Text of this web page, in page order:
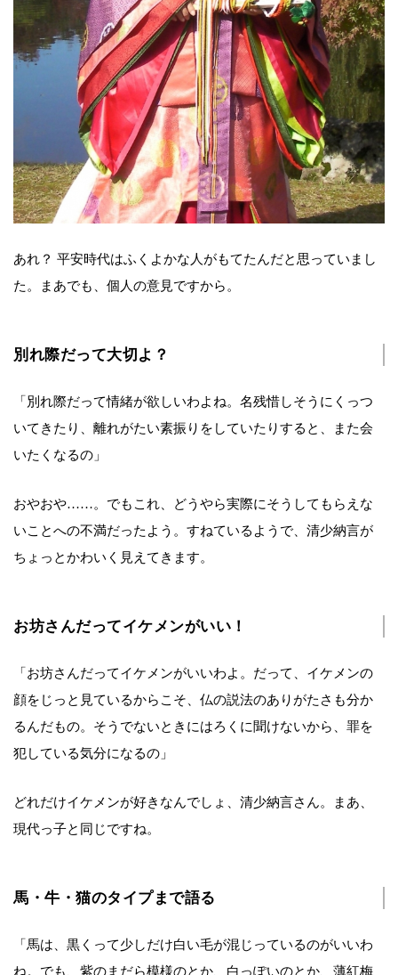
あれ？ 平安時代はふくよかな人がもてたんだと思っていまし
た。まあでも、個人の意見ですから。
別れ際だって大切よ？
「別れ際だって情緒が欲しいわよね。名残惜しそうにくっつ
いてきたり、離れがたい素振りをしていたりすると、また会
いたくなるの」
おやおや……。でもこれ、どうやら実際にそうしてもらえな
いことへの不満だったよう。すねているようで、清少納言が
ちょっとかわいく見えてきます。
お坊さんだってイケメンがいい！
「お坊さんだってイケメンがいいわよ。だって、イケメンの
顔をじっと見ているからこそ、仏の説法のありがたさも分か
るんだもの。そうでないときにはろくに聞けないから、罪を
犯している気分になるの」
どれだけイケメンが好きなんでしょ、清少納言さん。まあ、
現代っ子と同じですね。
馬・牛・猫のタイプまで語る
「馬は、黒くって少しだけ白い毛が混じっているのがいいわ
ね。でも、紫のまだら模様のとか、白っぽいのとか、薄紅梅